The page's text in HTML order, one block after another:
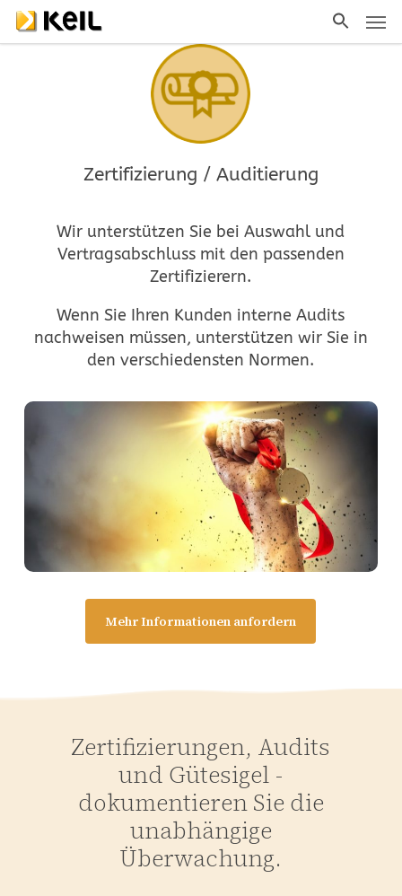
Skip
to
Zertifizierung / Auditierung
Wir unterstützen Sie bei Auswahl und
Vertragsabschluss mit den passenden
Zertifizierern.
Wenn Sie Ihren Kunden interne Audits
nachweisen müssen, unterstützen wir Sie in
den verschiedensten Normen.
Mehr Informationen anfordern
Zertifizierungen, Audits
und Gütesigel -
dokumentieren Sie die
unabhängige
Überwachung.